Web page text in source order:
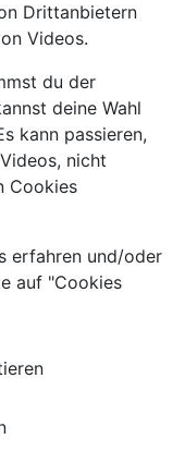
Drittanbietern
Videos.
du der
deine Wahl
kann passieren,
nicht
Cookies
erfahren und/oder
auf "Cookies